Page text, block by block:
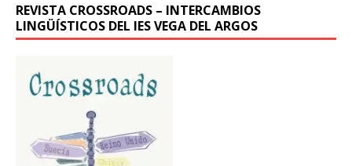
REVISTA CROSSROADS – INTERCAMBIOS
LINGÜÍSTICOS DEL IES VEGA DEL ARGOS